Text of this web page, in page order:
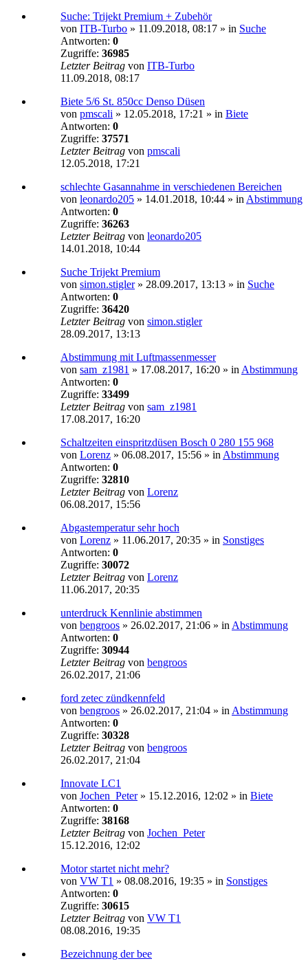
Suche: Trijekt Premium + Zubehör
von ITB-Turbo » 11.09.2018, 08:17 » in Suche
Antworten: 0
Zugriffe: 36985
Letzter Beitrag von ITB-Turbo
11.09.2018, 08:17
Biete 5/6 St. 850cc Denso Düsen
von pmscali » 12.05.2018, 17:21 » in Biete
Antworten: 0
Zugriffe: 37571
Letzter Beitrag von pmscali
12.05.2018, 17:21
schlechte Gasannahme in verschiedenen Bereichen
von leonardo205 » 14.01.2018, 10:44 » in Abstimmung
Antworten: 0
Zugriffe: 36263
Letzter Beitrag von leonardo205
14.01.2018, 10:44
Suche Trijekt Premium
von simon.stigler» 28.09.2017, 13:13 » in Suche
Antworten: 0
Zugriffe: 36420
Letzter Beitrag von simon.stigler
28.09.2017, 13:13
Abstimmung mit Luftmassenmesser
von sam_z1981 » 17.08.2017, 16:20 » in Abstimmung
Antworten: 0
Zugriffe: 33499
Letzter Beitrag von sam_z1981
17.08.2017, 16:20
Schaltzeiten einspritzdüsen Bosch 0 280 155 968
von Lorenz » 06.08.2017, 15:56 » in Abstimmung
Antworten: 0
Zugriffe: 32810
Letzter Beitrag von Lorenz
06.08.2017, 15:56
Abgastemperatur sehr hoch
von Lorenz » 11.06.2017, 20:35 » in Sonstiges
Antworten: 0
Zugriffe: 30072
Letzter Beitrag von Lorenz
11.06.2017, 20:35
unterdruck Kennlinie abstimmen
von bengroos » 26.02.2017, 21:06 » in Abstimmung
Antworten: 0
Zugriffe: 30944
Letzter Beitrag von bengroos
26.02.2017, 21:06
ford zetec zündkennfeld
von bengroos » 26.02.2017, 21:04 » in Abstimmung
Antworten: 0
Zugriffe: 30328
Letzter Beitrag von bengroos
26.02.2017, 21:04
Innovate LC1
von Jochen_Peter» 15.12.2016, 12:02 » in Biete
Antworten: 0
Zugriffe: 38168
Letzter Beitrag von Jochen_Peter
15.12.2016, 12:02
Motor startet nicht mehr?
von VW T1 » 08.08.2016, 19:35 » in Sonstiges
Antworten: 0
Zugriffe: 30615
Letzter Beitrag von VW T1
08.08.2016, 19:35
Bezeichnung der bee